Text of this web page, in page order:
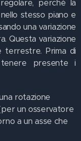
perché la
stesso piano e
una variazione
Questa variazione
terrestre. Prima di
presente i
rotazione
un osservatore
a un asse che